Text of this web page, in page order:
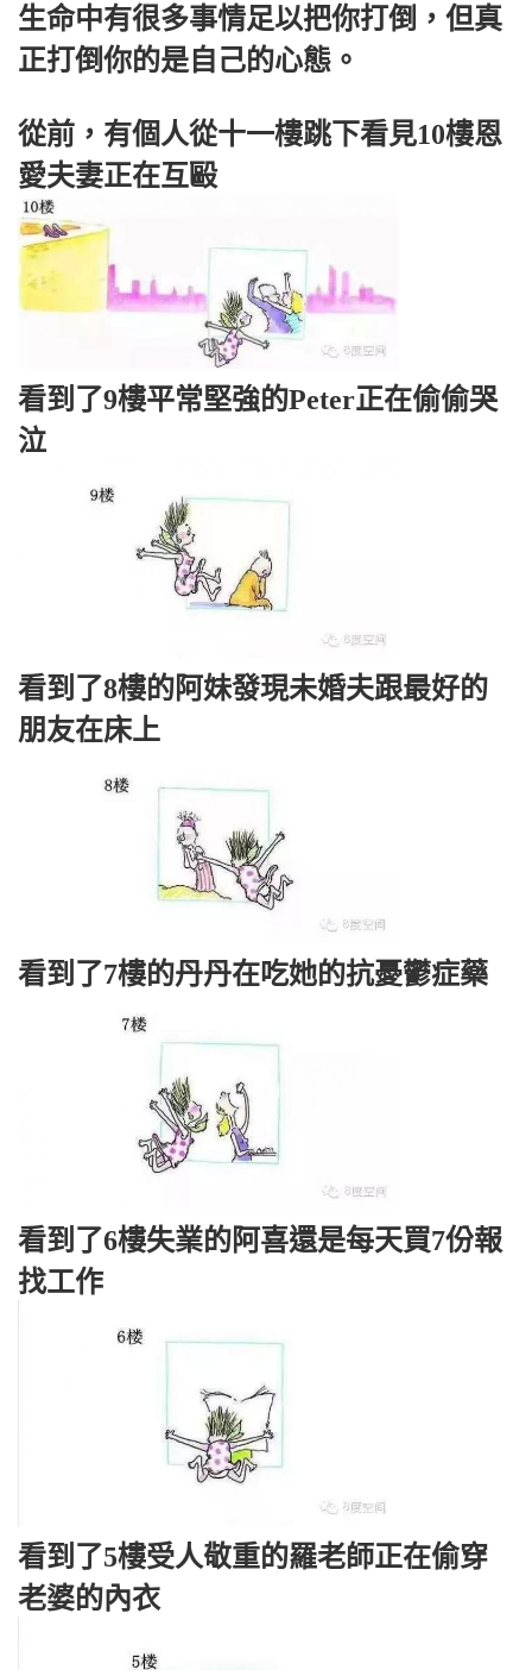
生命中有很多事情足以把你打倒，但真
正打倒你的是自己的心態。
從前，有個人從十一樓跳下看見10樓恩
愛夫妻正在互毆
看到了9樓平常堅強的Peter正在偷偷哭
泣
看到了8樓的阿妹發現未婚夫跟最好的
朋友在床上
看到了7樓的丹丹在吃她的抗憂鬱症藥
看到了6樓失業的阿喜還是每天買7份報
找工作
看到了5樓受人敬重的羅老師正在偷穿
老婆的內衣